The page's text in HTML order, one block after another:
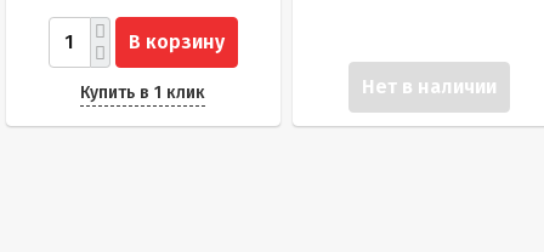
В корзину
Купить в 1 клик Нет в наличии